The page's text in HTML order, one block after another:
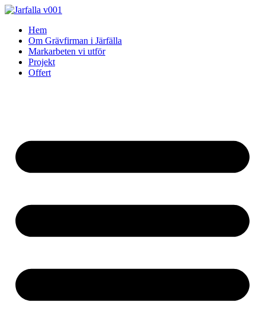
Skip
contentHem
Om Grävfirman i Järfälla
Markarbeten vi utför
Projekt
Offert